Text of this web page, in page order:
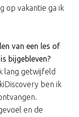
op vakantie ga ik
van een les of
bijgebleven?
lang getwijfeld
ben ik
en de